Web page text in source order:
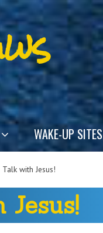
WAKE-UP SITES
with Jesus!